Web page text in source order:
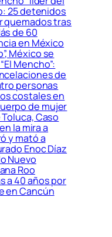
25 detenidos
quemados tras
de 60
en México
México se
Mencho”:
de
personas
costales en
de mujer
Caso
la mira a
y mató a
Enoc Díaz
Nuevo
Roo
a 40 años por
en Cancún